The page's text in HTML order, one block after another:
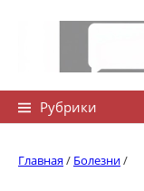
Рубрики
Главная/ Болезни/